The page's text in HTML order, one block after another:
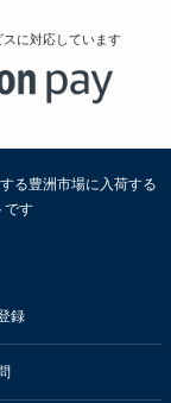
スに対応しています
る豊洲市場に入荷する
です
録